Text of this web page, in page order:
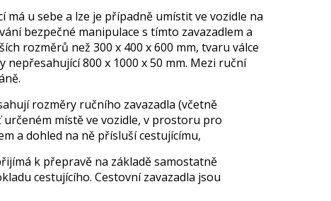
u sebe a lze je případně umístit ve vozidle na
bezpečné manipulace s tímto zavazadlem a
rozměrů než 300 x 400 x 600 mm, tvaru válce
800 x 1000 x 50 mm. Mezi ruční
rozměry ručního zavazadla (včetně
místě ve vozidle, v prostoru pro
a dohled na ně přísluší cestujícímu,
k přepravě na základě samostatně
cestujícího. Cestovní zavazadla jsou